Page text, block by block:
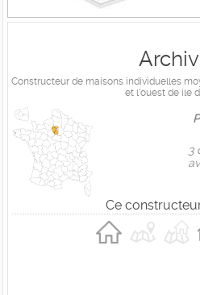
Constructeur de maisons individuelles
et l'ouest de ile
3
Ce